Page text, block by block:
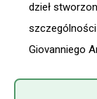
dzieł
szczególności
Giovanniego